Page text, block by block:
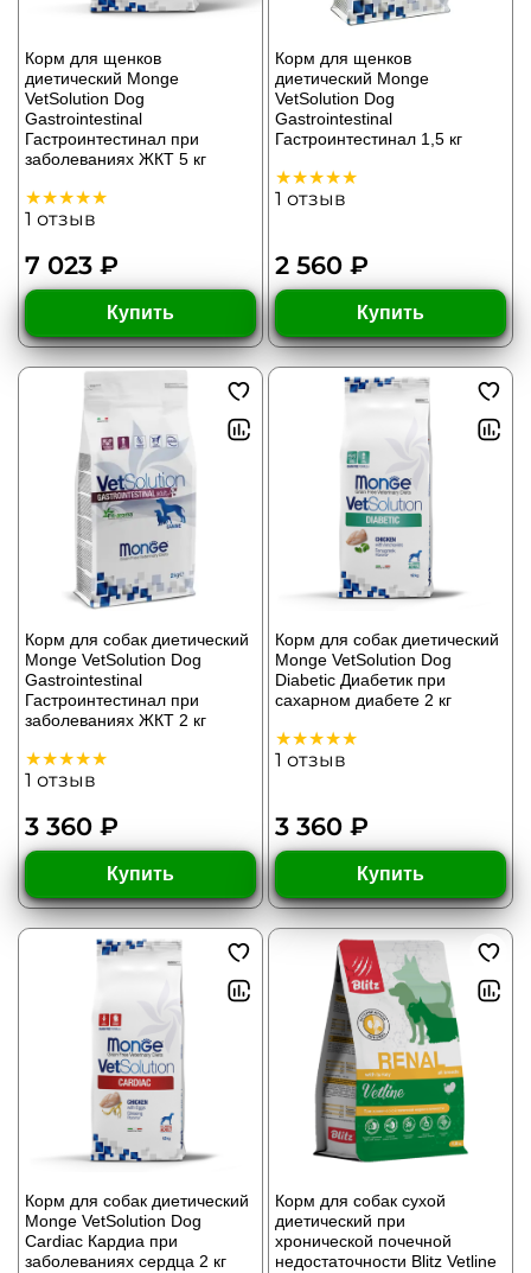
Корм для щенков
диетический Monge
VetSolution Dog
Gastrointestinal
Гастроинтестинал при
заболеваниях ЖКТ 5 кг
1 отзыв
7 023 ₽
Купить
Корм для щенков
диетический Monge
VetSolution Dog
Gastrointestinal
Гастроинтестинал 1,5 кг
1 отзыв
2 560 ₽
Купить
Корм для собак диетический
Monge VetSolution Dog
Gastrointestinal
Гастроинтестинал при
заболеваниях ЖКТ 2 кг
1 отзыв
3 360 ₽
Купить
Корм для собак диетический
Monge VetSolution Dog
Diabetic Диабетик при
сахарном диабете 2 кг
1 отзыв
3 360 ₽
Купить
Корм для собак диетический
Monge VetSolution Dog
Cardiac Кардиа при
заболеваниях сердца 2 кг
Корм для собак сухой
диетический при
хронической почечной
недостаточности Blitz Vetline